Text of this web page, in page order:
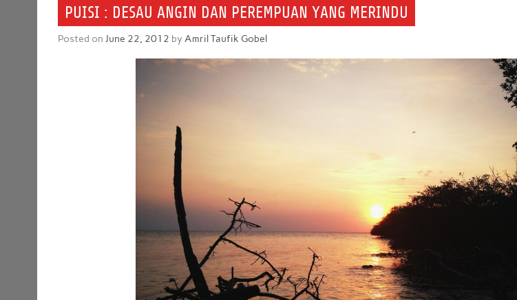
PUISI : DESAU ANGIN DAN PEREMPUAN YANG MERINDU
Posted onJune 22, 2012 byAmril Taufik Gobel